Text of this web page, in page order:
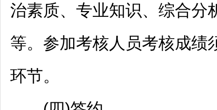
治素质、专业知识、综合分
等。参加考核人员考核成绩
环节。